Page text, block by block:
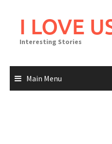
I LOVE
Interesting Stories
Main Menu